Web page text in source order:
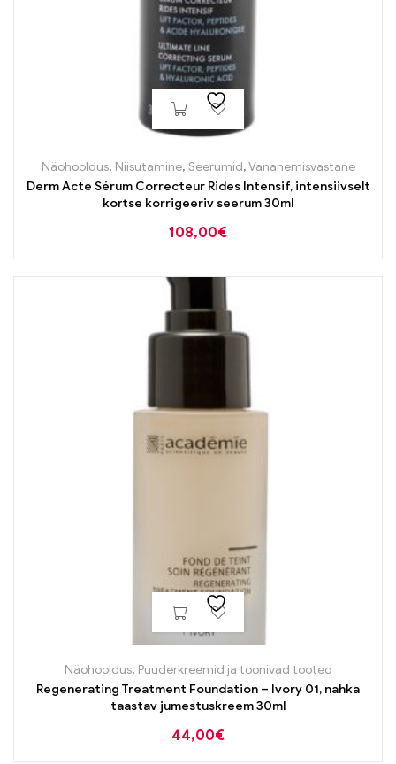
Näohooldus, Niisutamine, Seerumid,Vananemisvastane
Derm Acte Sérum Correcteur Rides Intensif, intensiivselt
kortse korrigeeriv seerum 30ml
108,00€
Näohooldus, Puuderkreemid ja toonivad tooted
Regenerating Treatment Foundation – Ivory 01, nahka
taastav jumestuskreem 30ml
44,00€